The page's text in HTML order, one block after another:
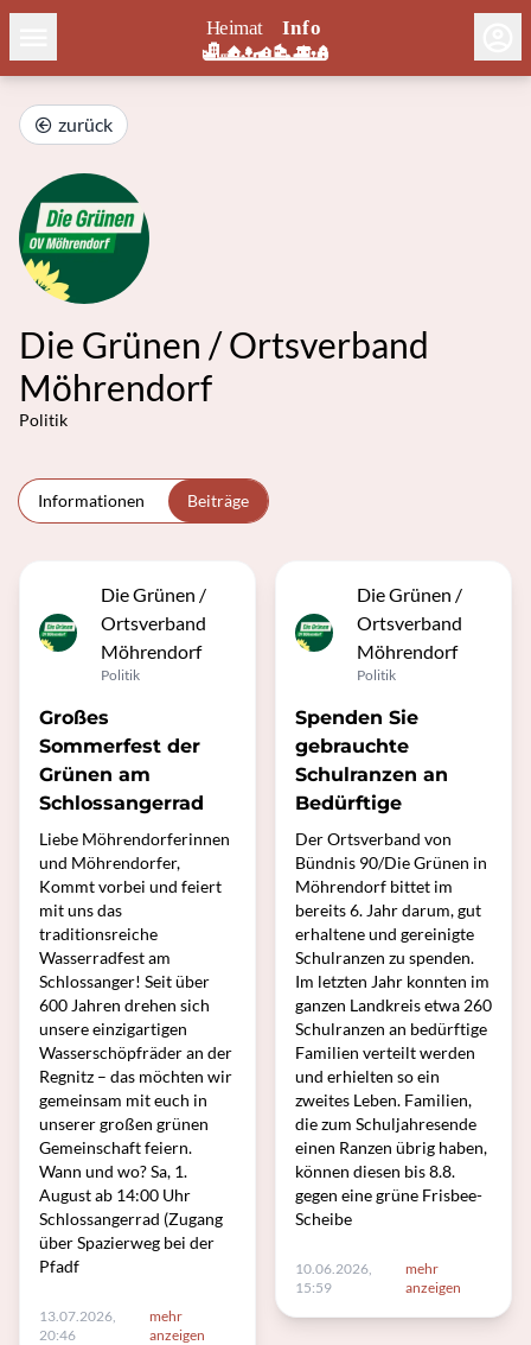
zurück
Die Grünen / Ortsverband
Möhrendorf
Politik
Informationen Beiträge
Die Grünen /
Ortsverband
Möhrendorf
Politik
Großes
Sommerfest der
Grünen am
Schlossangerrad
Liebe Möhrendorferinnen
und Möhrendorfer,
Kommt vorbei und feiert
mit uns das
traditionsreiche
Wasserradfest am
Schlossanger! Seit über
600 Jahren drehen sich
unsere einzigartigen
Wasserschöpfräder an der
Regnitz – das möchten wir
gemeinsam mit euch in
unserer großen grünen
Gemeinschaft feiern.
Wann und wo? Sa, 1.
August ab 14:00 Uhr
Schlossangerrad (Zugang
über Spazierweg bei der
Pfadf
13.07.2026,
20:46
mehr
anzeigen
Die Grünen /
Ortsverband
Möhrendorf
Politik
Spenden Sie
gebrauchte
Schulranzen an
Bedürftige
Der Ortsverband von
Bündnis 90/Die Grünen in
Möhrendorf bittet im
bereits 6. Jahr darum, gut
erhaltene und gereinigte
Schulranzen zu spenden.
Im letzten Jahr konnten im
ganzen Landkreis etwa 260
Schulranzen an bedürftige
Familien verteilt werden
und erhielten so ein
zweites Leben. Familien,
die zum Schuljahresende
einen Ranzen übrig haben,
können diesen bis 8.8.
gegen eine grüne Frisbee-
Scheibe
10.06.2026,
15:59
mehr
anzeigen